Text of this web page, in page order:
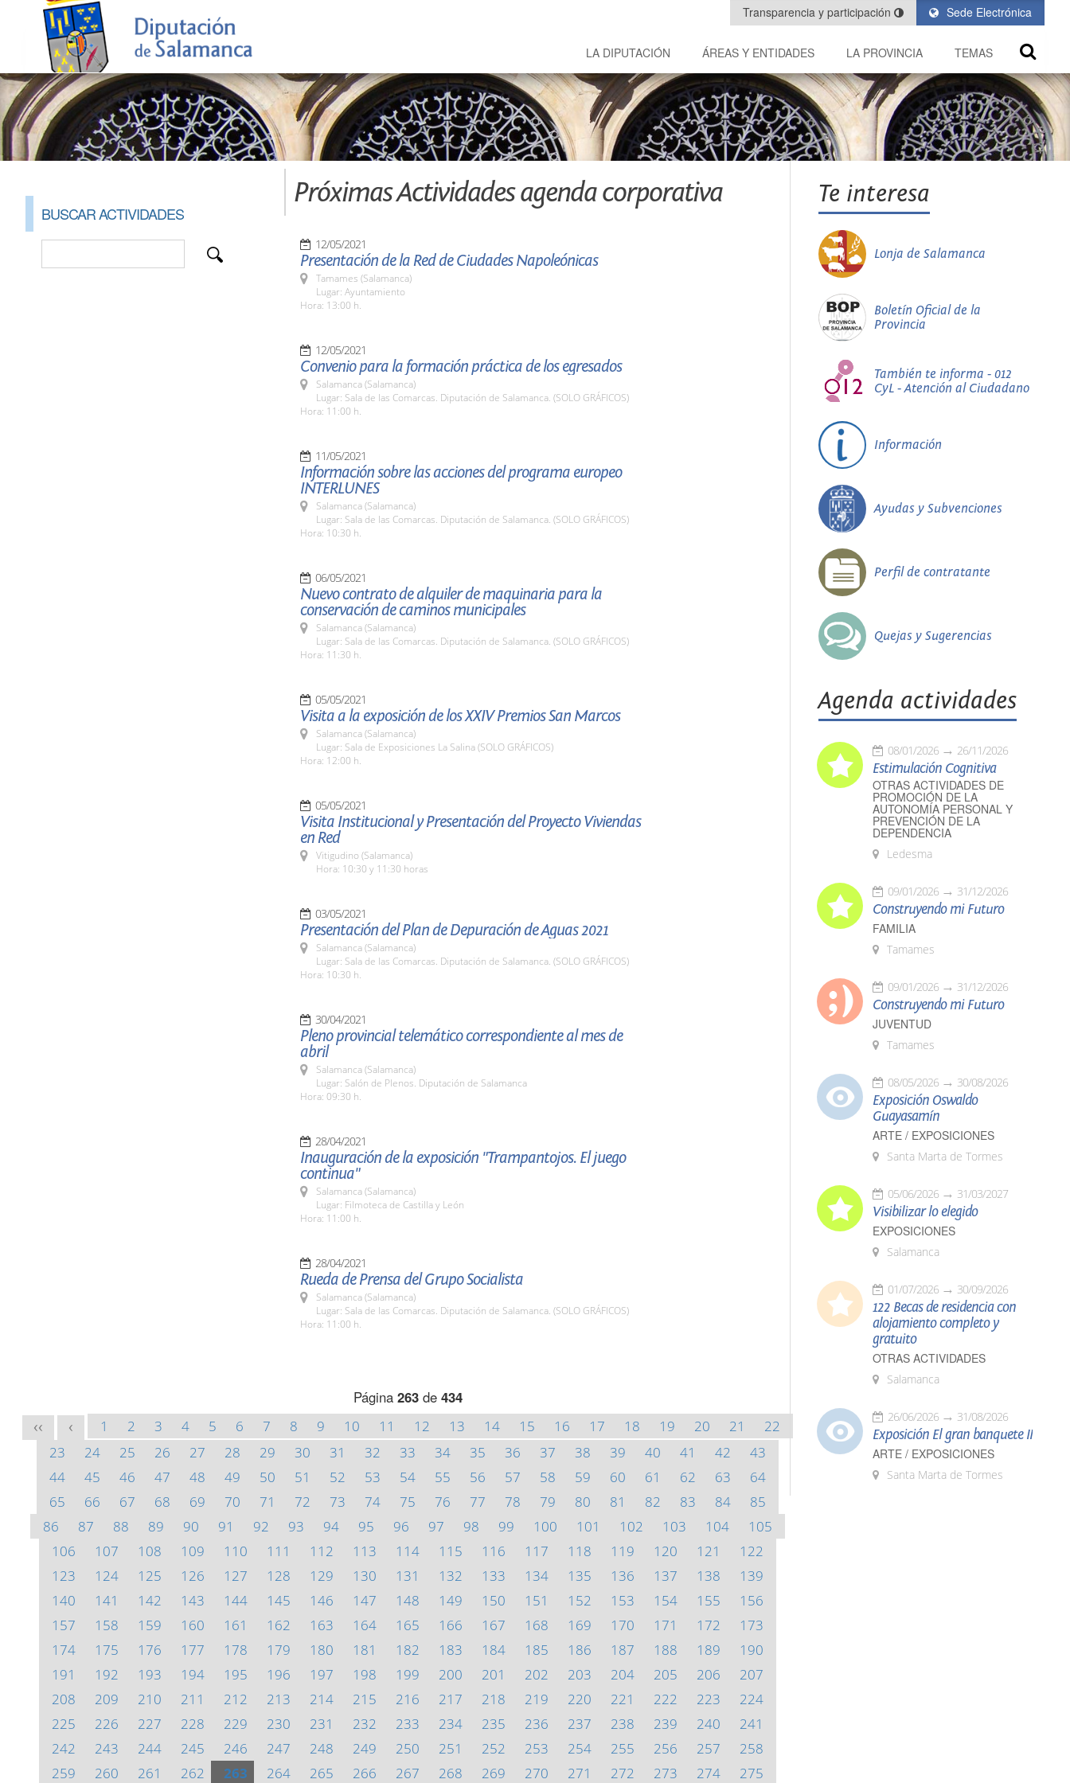
Sede Electrónica
Transparencia y participación
LA DIPUTACIÓN ÁREAS Y ENTIDADES LA PROVINCIA TEMAS
BUSCAR ACTIVIDADES
Próximas Actividades agenda corporativa
12/05/2021
Presentación de la Red de Ciudades Napoleónicas
Tamames (Salamanca)
Lugar: Ayuntamiento
Hora: 13:00 h.
12/05/2021
Convenio para la formación práctica de los egresados
Salamanca (Salamanca)
Lugar: Sala de las Comarcas. Diputación de Salamanca. (SOLO GRÁFICOS)
Hora: 11:00 h.
11/05/2021
Información sobre las acciones del programa europeo
INTERLUNES
Salamanca (Salamanca)
Lugar: Sala de las Comarcas. Diputación de Salamanca. (SOLO GRÁFICOS)
Hora: 10:30 h.
06/05/2021
Nuevo contrato de alquiler de maquinaria para la
conservación de caminos municipales
Salamanca (Salamanca)
Lugar: Sala de las Comarcas. Diputación de Salamanca. (SOLO GRÁFICOS)
Hora: 11:30 h.
05/05/2021
Visita a la exposición de los XXIV Premios San Marcos
Salamanca (Salamanca)
Lugar: Sala de Exposiciones La Salina (SOLO GRÁFICOS)
Hora: 12:00 h.
05/05/2021
Visita Institucional y Presentación del Proyecto Viviendas
en Red
Vitigudino (Salamanca)
Hora: 10:30 y 11:30 horas
03/05/2021
Presentación del Plan de Depuración de Aguas 2021
Salamanca (Salamanca)
Lugar: Sala de las Comarcas. Diputación de Salamanca. (SOLO GRÁFICOS)
Hora: 10:30 h.
30/04/2021
Pleno provincial telemático correspondiente al mes de
abril
Salamanca (Salamanca)
Lugar: Salón de Plenos. Diputación de Salamanca
Hora: 09:30 h.
28/04/2021
Inauguración de la exposición "Trampantojos. El juego
continua"
Salamanca (Salamanca)
Lugar: Filmoteca de Castilla y León
Hora: 11:00 h.
28/04/2021
Rueda de Prensa del Grupo Socialista
Salamanca (Salamanca)
Lugar: Sala de las Comarcas. Diputación de Salamanca. (SOLO GRÁFICOS)
Hora: 11:00 h.
Página 263de 434
<< < 1 2 3 4 5 6 7 8 9 10 11 12 13 14 15 16 17 18 19 20 21
22
23
24 25 26 27 28 29 30 31 32 33 34 35 36 37 38 39 40 41 42
43
44
45 46 47 48 49 50 51 52 53 54 55 56 57 58 59 60 61 62 63
64
65
66 67 68 69 70 71 72 73 74 75 76 77 78 79 80 81 82 83 84
85
86
87 88 89 90 91 92 93 94 95 96 97 98 99 100 101 102 103 104
105
106
107 108 109 110 111 112 113 114 115 116 117 118 119 120 121
122
123
124 125 126 127 128 129 130 131 132 133 134 135 136 137 138
139
140
141 142 143 144 145 146 147 148 149 150 151 152 153 154 155
156
157
158 159 160 161 162 163 164 165 166 167 168 169 170 171 172
173
174
175 176 177 178 179 180 181 182 183 184 185 186 187 188 189
190
191
192 193 194 195 196 197 198 199 200 201 202 203 204 205 206
207
208
209 210 211 212 213 214 215 216 217 218 219 220 221 222 223
224
225
226 227 228 229 230 231 232 233 234 235 236 237 238 239 240
241
242
243 244 245 246 247 248 249 250 251 252 253 254 255 256 257
258
259
260 261 262 263 264 265 266 267 268 269 270 271 272 273 274 275
Te interesa
Lonja de Salamanca
Boletín Oficial de la
Provincia
También te informa - 012
CyL - Atención al Ciudadano
Información
Ayudas y Subvenciones
Perfil de contratante
Quejas y Sugerencias
Agenda actividades
08/01/2026 26/11/2026
Estimulación Cognitiva
OTRAS ACTIVIDADES DE
PROMOCIÓN DE LA
AUTONOMÍA PERSONAL Y
PREVENCIÓN DE LA
DEPENDENCIA
Ledesma
09/01/2026 31/12/2026
Construyendo mi Futuro
FAMILIA
Tamames
09/01/2026 31/12/2026
Construyendo mi Futuro
JUVENTUD
Tamames
08/05/2026 30/08/2026
Exposición Oswaldo
Guayasamín
ARTE / EXPOSICIONES
Santa Marta de Tormes
05/06/2026 31/03/2027
Visibilizar lo elegido
EXPOSICIONES
Salamanca
01/07/2026 30/09/2026
122 Becas de residencia con
alojamiento completo y
gratuito
OTRAS ACTIVIDADES
Salamanca
26/06/2026 31/08/2026
Exposición El gran banquete II
ARTE / EXPOSICIONES
Santa Marta de Tormes